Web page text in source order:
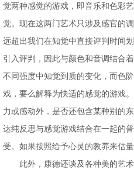
觉两种感觉的游戏，即音乐和色彩
觉。现在这两门艺术只涉及感官的
远超出我们在知觉中直接评判时间
引入评判，因此与颜色和音调结合
不同强度中知觉到质的变化，而色
戏，要么解释为快适的感觉的游戏
力或感动外，是否还包含某种别的
达纯反思与感觉游戏结合在一起的
受。如果按照给予心灵的教养来估
此外，康德还谈及各种美的艺术